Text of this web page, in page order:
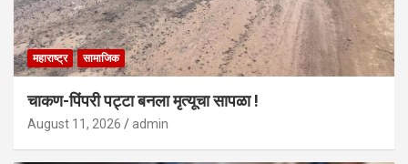
महाराष्ट्र सामाजिक
चाकण-पिंपरी पट्टा बनला मृत्यूचा सापळा !
August 11, 2026 admin